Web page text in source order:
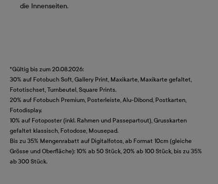
die Innenseiten.
*Gültig bis zum 20.08.2026:
30% auf Fotobuch Soft, Gallery Print, Maxikarte, Maxikarte gefaltet,
Fototischset, Turnbeutel, Square Prints.
20% auf Fotobuch Premium, Posterleiste, Alu-Dibond, Postkarten,
Fotodisplay.
10% auf Fotoposter (inkl. Rahmen und Passepartout), Grusskarten
gefaltet klassisch, Fotodose, Mousepad.
Bis zu 35% Mengenrabatt auf Digitalfotos, ab Format 10cm (gleiche
Grösse und Oberfläche): 10% ab 50 Stück, 20% ab 100 Stück, bis zu 35%
ab 300 Stück.